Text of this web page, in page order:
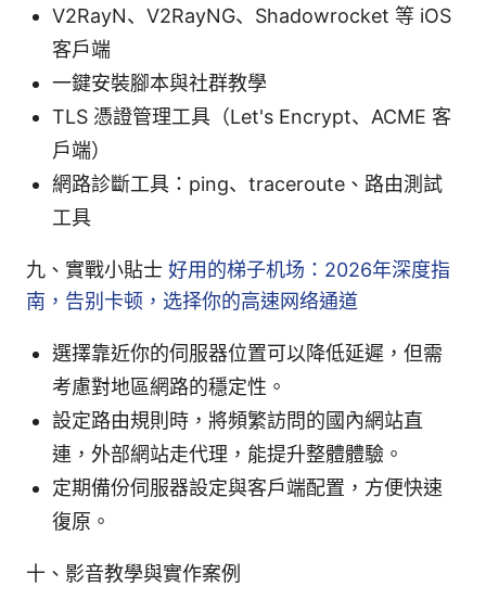
V2RayN、V2RayNG、Shadowrocket 等 iOS
客戶端
一鍵安裝腳本與社群教學
TLS 憑證管理工具（Let's Encrypt、ACME 客
戶端）
網路診斷工具：ping、traceroute、路由測試
工具
九、實戰小貼士 好用的梯子机场：2026年深度指
南，告别卡顿，选择你的高速网络通道
選擇靠近你的伺服器位置可以降低延遲，但需
考慮對地區網路的穩定性。
設定路由規則時，將頻繁訪問的國內網站直
連，外部網站走代理，能提升整體體驗。
定期備份伺服器設定與客戶端配置，方便快速
復原。
十、影音教學與實作案例